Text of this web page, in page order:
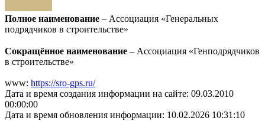
Полное наименование – Ассоциация «Генеральных
подрядчиков в строительстве»
Сокращённое наименование – Ассоциация «Генподрядчиков
в строительстве»
www: https://sro-gps.ru/
Дата и время создания информации на сайте: 09.03.2010
00:00:00
Дата и время обновления информации: 10.02.2026 10:31:10